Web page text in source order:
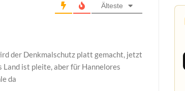
Älteste
der Denkmalschutz platt gemacht, jetzt
Land ist pleite, aber für Hannelores
da